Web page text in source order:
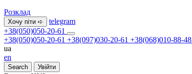
Розклад
Хочу піти ➪
telegram
+38(050)050-20-61
+38(050)050-20-61 +38(097)030-20-61 +38(068)010-88-48
ua
en
Search Увійти